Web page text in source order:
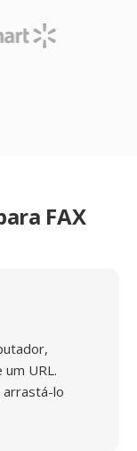
FAX
URL.
lo